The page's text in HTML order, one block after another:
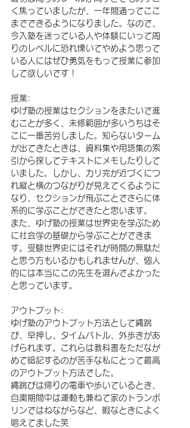
く焦っていましたが、一年間通ってここ
までできるようになりました。なので、
今入塾を迷っている人や体験にいって周
りのレベルに恐れ慄いてやめよう思って
いる人にはぜひ勇気をもって授業に参加
して欲しいです！
授業:
ゆげ塾の授業はセクションをまたいで進
むことが多く、未修範囲が多いうちはそ
こに一番苦労しました。知らないターム
が出てきたときは、資料集や用語集の索
引から探してテキストにメモしたりして
いました。しかし、カリ完が近づくにつ
れ縦と横のつながりが見えてくるように
なり、セクションが飛ぶことでさらに体
系的に学ぶことができたと思います。
また、ゆげ塾の授業は世界史を学ぶため
に社会学の基礎から学ぶことができま
す。受験世界史にはそれが時間の無駄だ
と思う方もいるかもしれませんが、個人
的には本当にこの先生を選んでよかった
と思っています。
アウトプット:
ゆげ塾のアウトプット方法として縄跳
び、早押し、タイムバトル、外歩きがあ
げられます。これらは教科書をただなが
めて暗記するのが苦手な私にとって最高
のアウトプット方法でした。
縄跳びは帰りの電車や歩いているとき、
自粛期間中は運動も兼ねて家のトランポ
リンではねながらなど、暇なときによく
唱えてました笑